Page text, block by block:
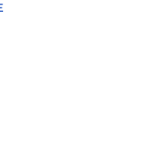
mse